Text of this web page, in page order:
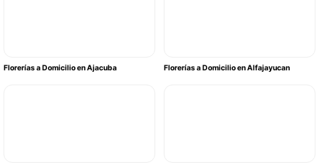
Florerías a Domicilio en Ajacuba Florerías a Domicilio en Alfajayucan